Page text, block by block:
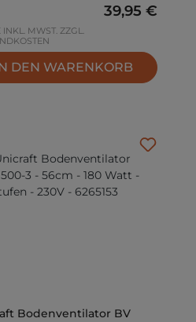
Regulärer
39,95 €
INKL. MWST. ZZGL.
DEN WARENKORB
Bodenventilator BV